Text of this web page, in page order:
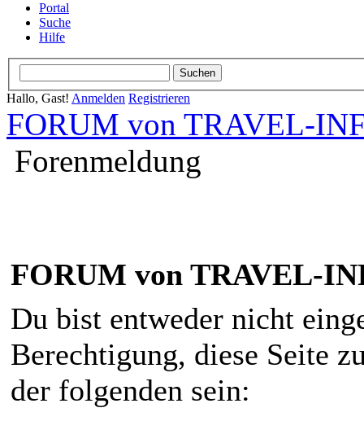
Portal
Suche
Hilfe
Hallo, Gast! Anmelden Registrieren
FORUM von TRAVEL-
Forenmeldung
FORUM von TRAVEL-
Du bist entweder nicht
Berechtigung, diese Seite
der folgenden sein: